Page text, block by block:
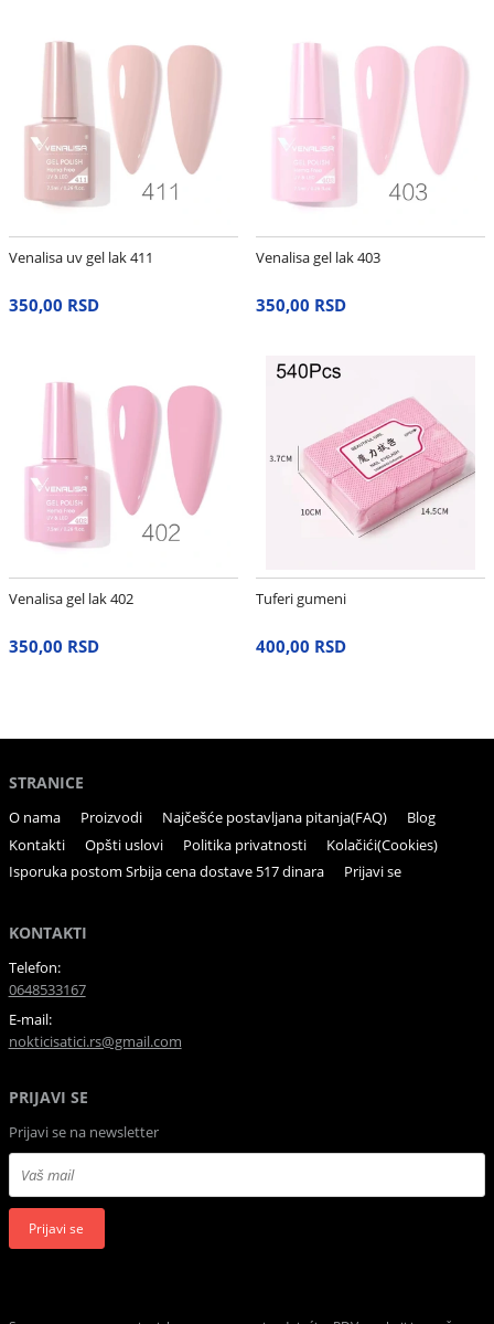
Venalisa uv gel lak 411
350,00 RSD
Venalisa gel lak 403
350,00 RSD
Venalisa gel lak 402
350,00 RSD
Tuferi gumeni
400,00 RSD
STRANICE
O nama Proizvodi Najčešće postavljana pitanja(FAQ)
Blog
Kontakti
Opšti uslovi Politika privatnosti
Kolačići(Cookies)
Isporuka postom Srbija cena dostave 517 dinara
Prijavi se
KONTAKTI
Telefon:
0648533167
E-mail:
nokticisatici.rs@gmail.com
PRIJAVI SE
Prijavi se na newsletter
Prijavi se